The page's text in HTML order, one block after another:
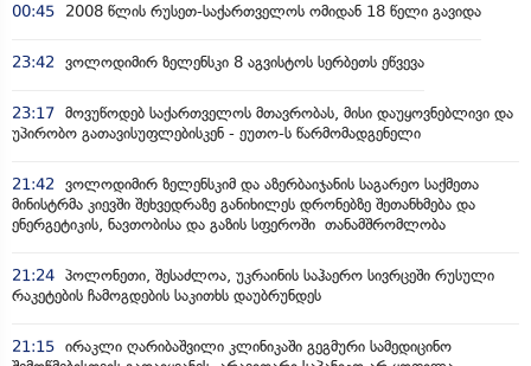
00:45 2008 წლის რუსეთ-საქართველოს ომიდან 18 წელი გავიდა
23:42 ვოლოდიმირ ზელენსკი 8 აგვისტოს სერბეთს ეწვევა
23:17 მოვუწოდებ საქართველოს მთავრობას, მისი დაუყოვნებლივი და
უპირობო გათავისუფლებისკენ - ეუთო-ს წარმომადგენელი
21:42
ვოლოდიმირ ზელენსკიმ და აზერბაიჯანის საგარეო საქმეთა
მინისტრმა კიევში შეხვედრაზე განიხილეს დრონებზე შეთანხმება და
ენერგეტიკის, ნავთობისა და გაზის სფეროში თანამშრომლობა
21:24 პოლონეთი, შესაძლოა, უკრაინის საჰაერო სივრცეში რუსული
რაკეტების ჩამოგდების საკითხს დაუბრუნდეს
21:15 ირაკლი ღარიბაშვილი კლინიკაში გეგმური სამედიცინო